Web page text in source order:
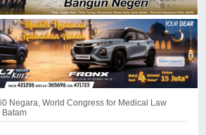
Negara, World Congress for Medical Law
Batam